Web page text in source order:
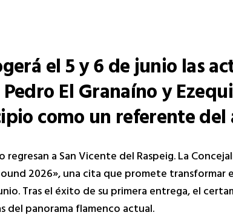
el 5 y 6 de junio las
El Granaíno y
como un referente
a San Vicente del Raspeig. La
2026», una cita que promete
Tras el éxito de su primera entrega, el
del panorama flamenco actual.